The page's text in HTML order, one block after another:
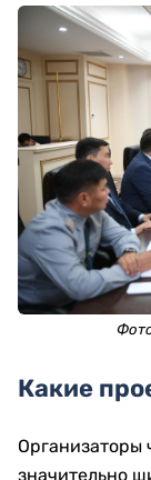
Какие
Организаторы
значительно